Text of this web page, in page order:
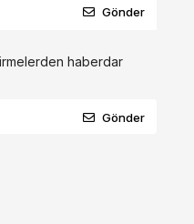
Gönder
haberdar
Gönder